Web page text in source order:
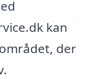
kan
der